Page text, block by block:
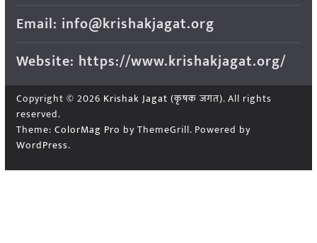
Email: info@krishakjagat.org
Website: https://www.krishakjagat.org/
Copyright © 2026 Krishak Jagat (कृषक जगत). All rights
reserved.
Theme: ColorMag Pro by ThemeGrill. Powered by
WordPress.